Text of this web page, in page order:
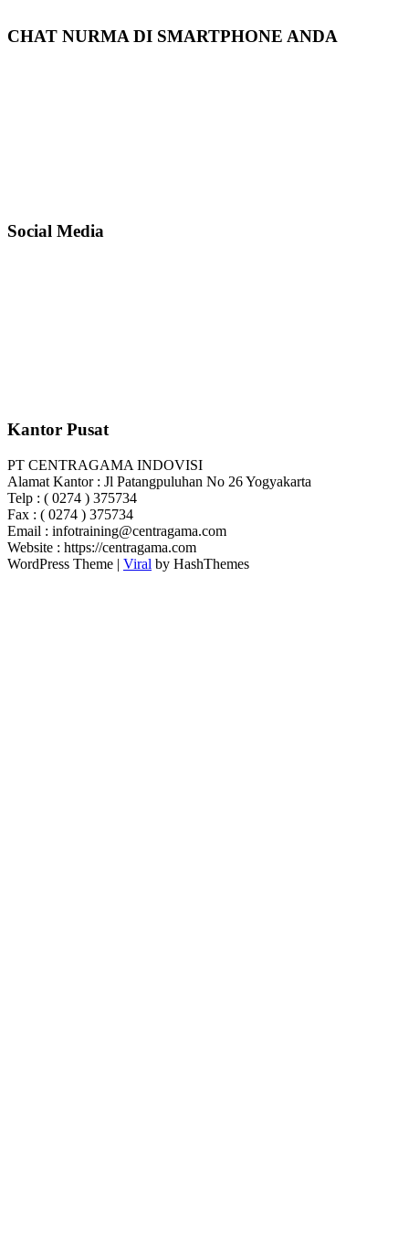
CHAT NURMA DI SMARTPHONE ANDA
Social Media
Kantor Pusat
PT CENTRAGAMA INDOVISI
Alamat Kantor : Jl Patangpuluhan No 26 Yogyakarta
Telp : ( 0274 ) 375734
Fax : ( 0274 ) 375734
Email : infotraining@centragama.com
Website : https://centragama.com
WordPress Theme | Viral by HashThemes